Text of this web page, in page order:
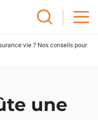
vie ? Nos conseils pour
une